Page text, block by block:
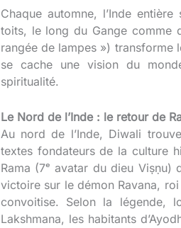
Chaque automne, l’Inde
toits, le long du Gange comme
rangée de lampes ») transforme
se cache une vision du
spiritualité.
Le Nord de l’Inde : le retour de
Au nord de l’Inde, Diwali
textes fondateurs de la culture
Rama (7ᵉ avatar du dieu Viṣṇu)
victoire sur le démon Ravana,
convoitise. Selon la légende,
Lakshmana, les habitants